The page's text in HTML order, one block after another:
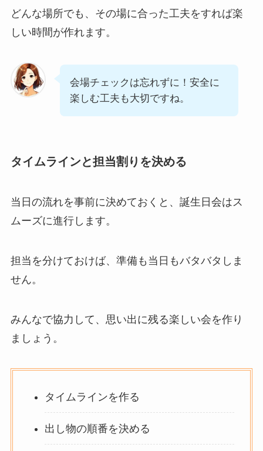
どんな場所でも、その場に合った工夫をすれば楽
しい時間が作れます。
会場チェックは忘れずに！安全に
楽しむ工夫も大切ですね。
タイムラインと担当割りを決める
当日の流れを事前に決めておくと、誕生日会はス
ムーズに進行します。
担当を分けておけば、準備も当日もバタバタしま
せん。
みんなで協力して、思い出に残る楽しい会を作り
ましょう。
タイムラインを作る
出し物の順番を決める